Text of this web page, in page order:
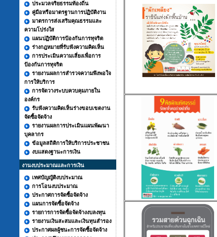
ประมวลจริยธรรมท้องถิ่น
คู่มือหรือมาตรฐานการปฏิบัติงาน
มาตรการส่งเสริมคุณธรรมและ
ความโปร่งใส
แผนปฏิบัติการป้องกันการทุจริต
ร่างกฎหมายที่รับฟังความคิดเห็น
การประเมินความเสี่ยงเพื่อการ
ป้องกันการทุจริต
รายงานผลการสำรวจความพึงพอใจ
การให้บริการ
การจัดวางระบบควบคุมภายใน
องค์กร
รับฟังความคิดเห็นร่างขอบเขตงาน
จัดซื้อจัดจ้าง
รายงานผลการประเมินแผนพัฒนา
บุคลากร
ข้อมูลสถิติการให้บริการประชาชน
งบแสดงฐานะการเงิน
งานงบประมาณและการเงิน
เทศบัญญัติงบประมาณ
การโอนงบประมาณ
ประกาศการจัดซื้อจัดจ้าง
แผนการจัดซื้อจัดจ้าง
รายการการจัดซื้อจัดจ้างงบลงทุน
รายงานเงินสะสมและเงินทุนสำรอง
ประกาศผลผู้ชนะการจัดซื้อจัดจ้าง